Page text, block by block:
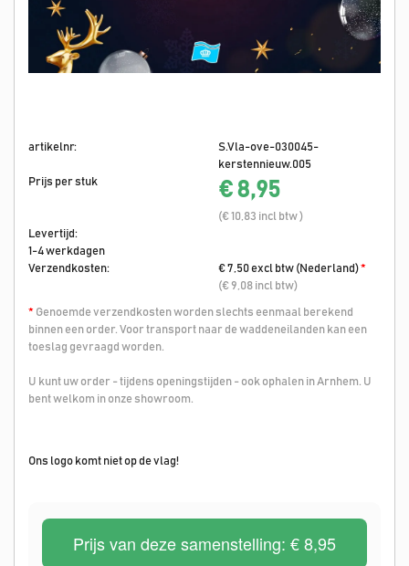
artikelnr:
S.Vla-ove-030045-
kerstennieuw.005
Prijs per stuk
€ 8,95
(€ 10,83 incl btw )
Levertijd:
1-4 werkdagen
Verzendkosten:
€ 7,50 excl btw (Nederland)*
(€ 9,08 incl btw)
* Genoemde verzendkosten worden slechts eenmaal berekend
binnen een order. Voor transport naar de waddeneilanden kan een
toeslag gevraagd worden.
U kunt uw order - tijdens openingstijden - ook ophalen in Arnhem. U
bent welkom in onze showroom.
Ons logo komt niet op de vlag!
Prijs van deze samenstelling: € 8,95